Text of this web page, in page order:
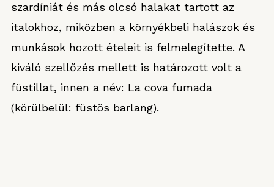
szardíniát és más olcsó halakat tartott az
italokhoz, miközben a környékbeli halászok és
munkások hozott ételeit is felmelegítette. A
kiváló szellőzés mellett is határozott volt a
füstillat, innen a név: La cova fumada
(körülbelül: füstös barlang).